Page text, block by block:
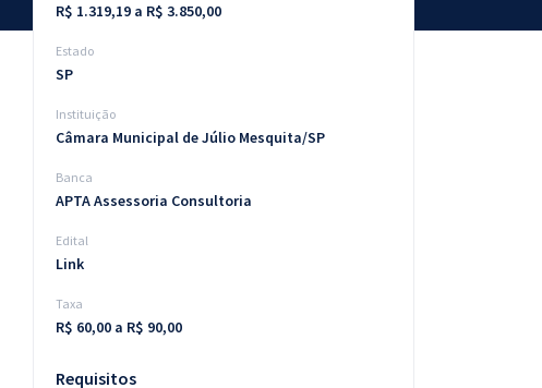
R$ 1.319,19 a R$ 3.850,00
Estado
SP
Instituição
Câmara Municipal de Júlio Mesquita/SP
Banca
APTA Assessoria Consultoria
Edital
Link
Taxa
R$ 60,00 a R$ 90,00
Requisitos